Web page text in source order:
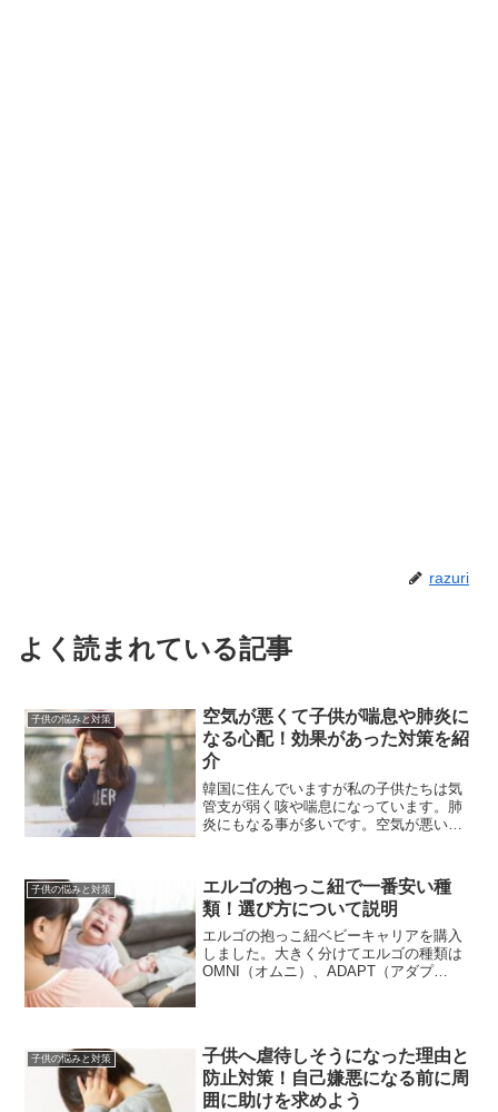
razuri
よく読まれている記事
子供の悩みと対策
空気が悪くて子供が喘息や肺炎に
なる心配！効果があった対策を紹
介
韓国に住んでいますが私の子供たちは気
管支が弱く咳や喘息になっています。肺
炎にもなる事が多いです。空気が悪いの
つけてしています。ネブライザーで効果
があったので紹介してみま...
子供の悩みと対策
エルゴの抱っこ紐で一番安い種
類！選び方について説明
エルゴの抱っこ紐ベビーキャリアを購入
しました。大きく分けてエルゴの種類は
OMNI（オムニ）、ADAPT（アダプ
できますよ。...
子供の悩みと対策
子供へ虐待しそうになった理由と
防止対策！自己嫌悪になる前に周
囲に助けを求めよう